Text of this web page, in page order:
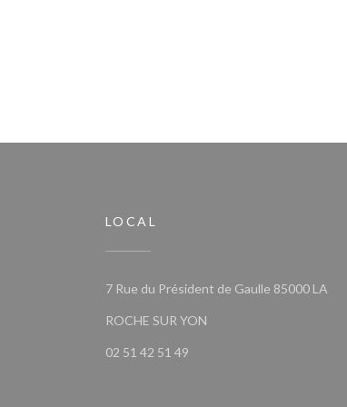
LOCAL
7 Rue du Président de Gaulle 85000 LA
ROCHE SUR YON((abre numa nova janela))
02 51 42 51 49